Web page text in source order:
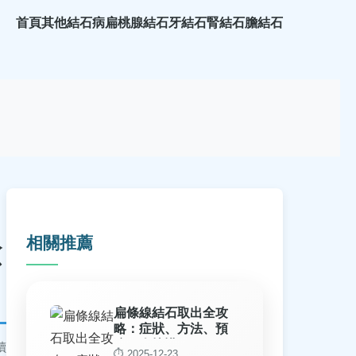
首頁其他結石病扁桃腺結石牙結石腎結石膽結石
相關推薦
扁條線結石取出全攻
略：症狀、方法、預
防一次搞懂